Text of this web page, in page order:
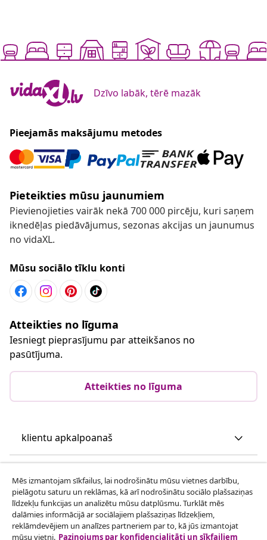
Dzīvo labāk, tērē mazāk
Pieejamās maksājumu metodes
Pieteikties mūsu jaunumiem
Pievienojieties vairāk nekā 700 000 pircēju, kuri saņem
iknedēļas piedāvājumus, sezonas akcijas un jaunumus
no vidaXL.
Mūsu sociālo tīklu konti
Atteikties no līguma
Iesniegt pieprasījumu par atteikšanos no
pasūtījuma.
Atteikties no līguma
klientu apkalpoanaš
vidaXL
Mēs izmantojam sīkfailus, lai nodrošinātu mūsu vietnes darbību,
pielāgotu saturu un reklāmas, kā arī nodrošinātu sociālo plašsaziņas
līdzekļu funkcijas un analizētu mūsu datplūsmu. Turklāt mēs
dalāmies informācijā ar sociālajiem plašsaziņas līdzekļiem,
reklāmdevējiem un analīzes partneriem par to, kā jūs izmantojat
mūsu vietni. Paziņojums par konfidencialitāti un sīkfailiem